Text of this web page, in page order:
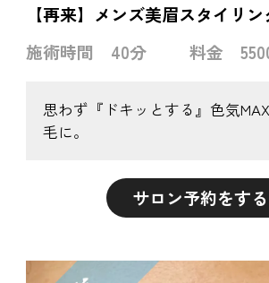
【再来】メンズ美眉スタイリ
施術時間
40分 料金
思わず『ドキッとする』色気
毛に。
サロン予約をする